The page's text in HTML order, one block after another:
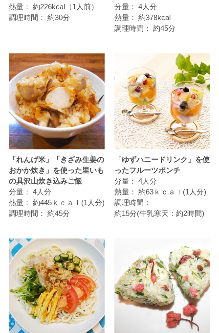
熱量： 約226kcal（1人前）
調理時間： 約30分
分量： 4人分
熱量： 約378kcal
調理時間： 約45分
「れんげ米」「きざみ生姜の
おかか炊き」を使った里いも
の具沢山炊き込みご飯
分量： 4人分
熱量： 約445ｋｃａｌ(1人分)
調理時間： 約45分
「ゆずハニードリンク」を使
ったフルーツポンチ
分量： 4人分
熱量： 約63ｋｃａｌ(1人分)
調理時間：
約15分(牛乳寒天：約2時間)